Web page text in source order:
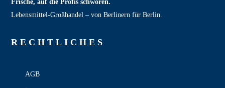
Frische, auf die Profis schwören.
Lebensmittel‑Großhandel – von Berlinern für Berlin.
RECHT­LICHES
AGB